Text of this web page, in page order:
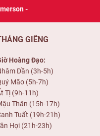
-
GIÊNG
Hoàng Đạo:
Dần (3h-5h)
Mão (5h-7h)
Tị (9h-11h)
Thân (15h-17h)
Tuất (19h-21h)
Hợi (21h-23h)